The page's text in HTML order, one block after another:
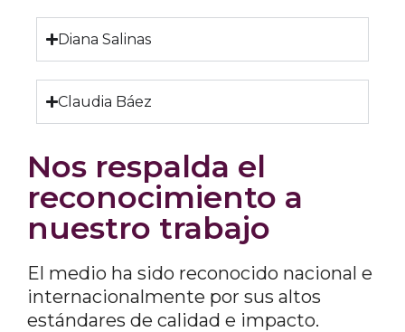
Diana Salinas
Claudia Báez
Nos respalda el
reconocimiento a
nuestro trabajo
El medio ha sido reconocido nacional e
internacionalmente por sus altos
estándares de calidad e impacto.